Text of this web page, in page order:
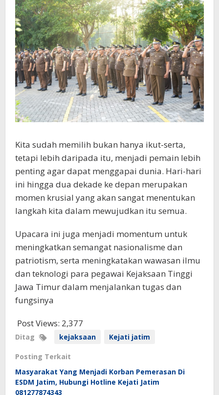
Kita sudah memilih bukan hanya ikut-serta,
tetapi lebih daripada itu, menjadi pemain lebih
penting agar dapat menggapai dunia. Hari-hari
ini hingga dua dekade ke depan merupakan
momen krusial yang akan sangat menentukan
langkah kita dalam mewujudkan itu semua.
Upacara ini juga menjadi momentum untuk
meningkatkan semangat nasionalisme dan
patriotism, serta meningkatakan wawasan ilmu
dan teknologi para pegawai Kejaksaan Tinggi
Jawa Timur dalam menjalankan tugas dan
fungsinya
Post Views: 2,377
Ditag kejaksaan Kejati jatim
Posting Terkait
Masyarakat Yang Menjadi Korban Pemerasan Di
ESDM Jatim, Hubungi Hotline Kejati Jatim
081277874343